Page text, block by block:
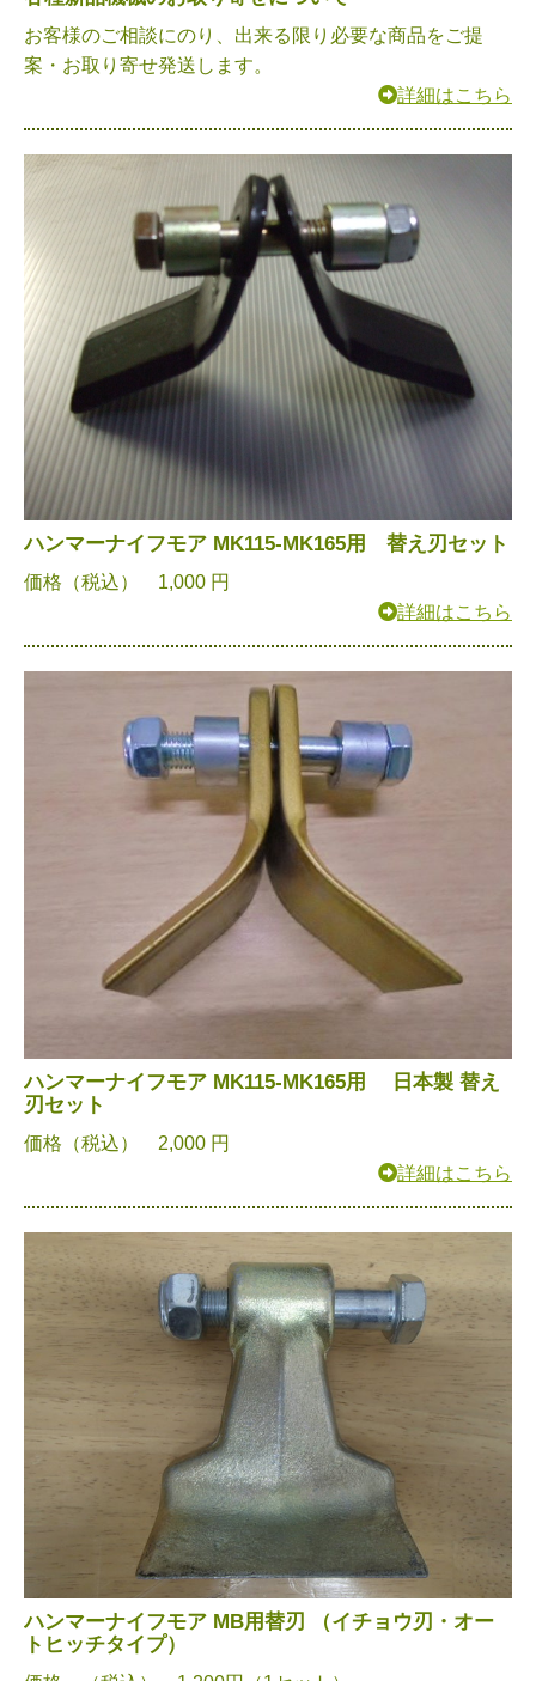
お客様のご相談にのり、出来る限り必要な商品をご提
案・お取り寄せ発送します。
詳細はこちら
ハンマーナイフモア MK115-MK165用 替え刃セット
価格（税込） 1,000 円
詳細はこちら
ハンマーナイフモア MK115-MK165用 日本製 替え
刃セット
価格（税込） 2,000 円
詳細はこちら
ハンマーナイフモア MB用替刃 （イチョウ刃・オー
トヒッチタイプ）